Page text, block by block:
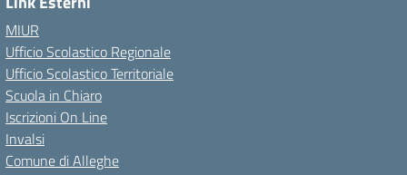
MIUR
Ufficio Scolastico Regionale
Ufficio Scolastico Territoriale
Scuola in Chiaro
Iscrizioni On Line
Invalsi
Comune di Alleghe